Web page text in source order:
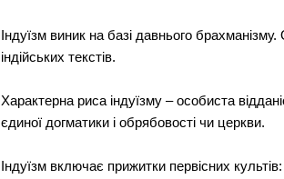
Індуїзм виник на базі давнього
індійських текстів.
Характерна риса індуїзму – особиста
єдиної догматики і обрябовості чи церкви.
Індуїзм включає прижитки первісних